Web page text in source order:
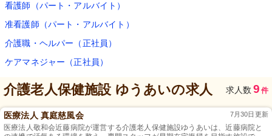
看護師（パート・アルバイト）
准看護師（パート・アルバイト）
介護職・ヘルパー（正社員）
ケアマネジャー（正社員）
介護老人保健施設 ゆうあいの求人 求人数 9 件
医療法人 真庭慈風会 7月30日更新
医療法人敬和会近藤病院が運営する介護老人保健施設ゆうあいは、近藤病院と